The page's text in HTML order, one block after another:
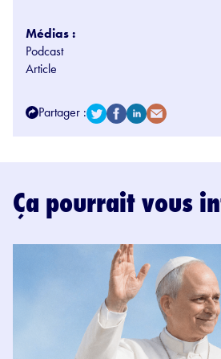
Médias :
Podcast
Article
Partager :
Ça pourrait vous